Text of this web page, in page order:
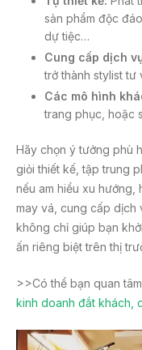
sản phẩm độc
dự tiệc…
Cung cấp dịch
trở thành stylist
Các mô hình
trang phục, hoặc
Hãy chọn ý tưởng phù
giỏi thiết kế, tập trung
nếu am hiểu xu hướng,
may vá, cung cấp dịch
không chỉ giúp bạn
ấn riêng biệt trên thị
>>Có thể bạn quan
kinh doanh đắt khách,